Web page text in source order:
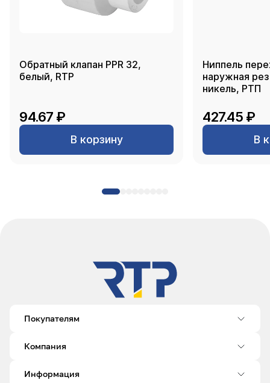
Обратный клапан PPR 32,
белый, RTP
94.67 ₽
В корзину
Ниппель
наружная
никель, РТП
427.45 ₽
В
Покупателям
Компания
Информация